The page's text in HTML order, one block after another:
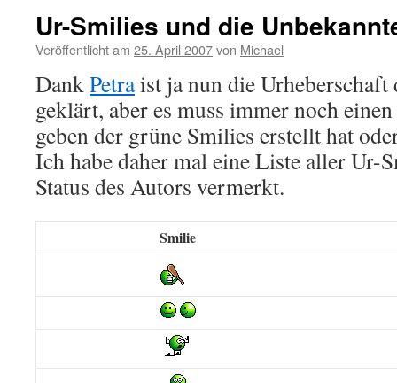
Ur-Smilies und die
Veröffentlicht am 25. April 2007von Michael
DankPetraist ja nun die Urheberschaft
geklärt, aber es muss immer noch
geben der grüne Smilies erstellt hat
Ich habe daher mal eine Liste aller Ur-
Status des Autors vermerkt.
Smilie